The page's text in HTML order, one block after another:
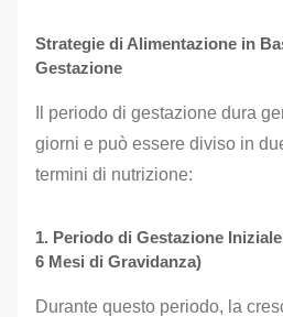
Strategie di Alimentazione in
Gestazione
Il periodo di gestazione dura
giorni e può essere diviso in
termini di nutrizione:
1. Periodo di Gestazione
6 Mesi di Gravidanza)
Durante questo periodo, la